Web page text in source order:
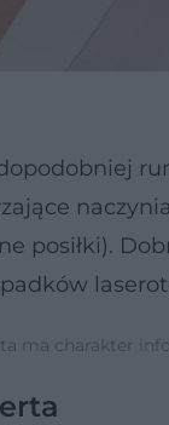
posiłki).
ma charakter